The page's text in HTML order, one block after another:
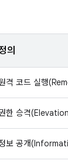
의
격 코드 실행
한 승격
보 공개